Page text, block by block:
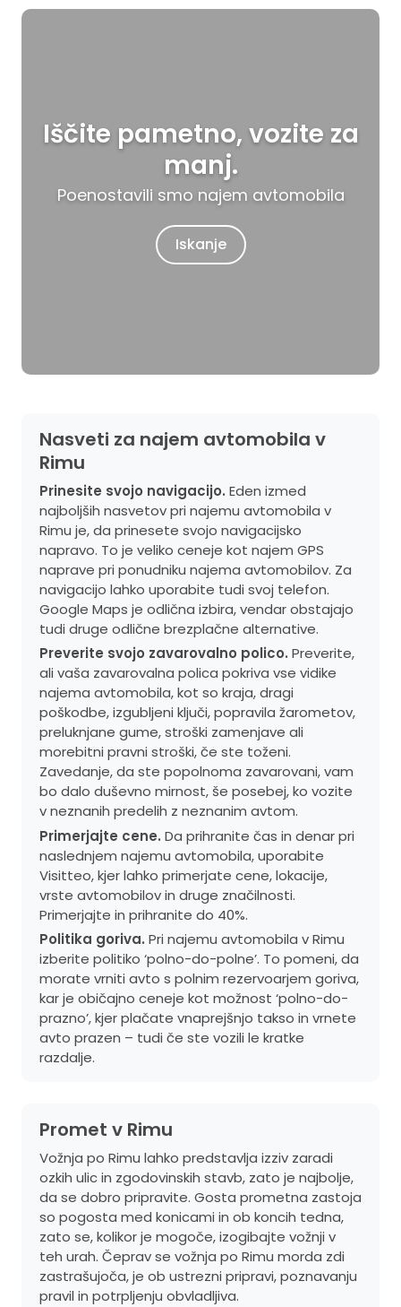
Iščite pametno, vozite za
manj.
Poenostavili smo najem avtomobila
Iskanje
Nasveti za najem avtomobila v
Rimu
Prinesite svojo navigacijo. Eden izmed
najboljših nasvetov pri najemu avtomobila v
Rimu je, da prinesete svojo navigacijsko
napravo. To je veliko ceneje kot najem GPS
naprave pri ponudniku najema avtomobilov. Za
navigacijo lahko uporabite tudi svoj telefon.
Google Maps je odlična izbira, vendar obstajajo
tudi druge odlične brezplačne alternative.
Preverite svojo zavarovalno polico. Preverite,
ali vaša zavarovalna polica pokriva vse vidike
najema avtomobila, kot so kraja, dragi
poškodbe, izgubljeni ključi, popravila žarometov,
preluknjane gume, stroški zamenjave ali
morebitni pravni stroški, če ste toženi.
Zavedanje, da ste popolnoma zavarovani, vam
bo dalo duševno mirnost, še posebej, ko vozite
v neznanih predelih z neznanim avtom.
Primerjajte cene. Da prihranite čas in denar pri
naslednjem najemu avtomobila, uporabite
Visitteo, kjer lahko primerjate cene, lokacije,
vrste avtomobilov in druge značilnosti.
Primerjajte in prihranite do 40%.
Politika goriva. Pri najemu avtomobila v Rimu
izberite politiko ‘polno-do-polne’. To pomeni, da
morate vrniti avto s polnim rezervoarjem goriva,
kar je običajno ceneje kot možnost ‘polno-do-
prazno’, kjer plačate vnaprejšnjo takso in vrnete
avto prazen – tudi če ste vozili le kratke
razdalje.
Promet v Rimu
Vožnja po Rimu lahko predstavlja izziv zaradi
ozkih ulic in zgodovinskih stavb, zato je najbolje,
da se dobro pripravite. Gosta prometna zastoja
so pogosta med konicami in ob koncih tedna,
zato se, kolikor je mogoče, izogibajte vožnji v
teh urah. Čeprav se vožnja po Rimu morda zdi
zastrašujoča, je ob ustrezni pripravi, poznavanju
pravil in potrpljenju obvladljiva.